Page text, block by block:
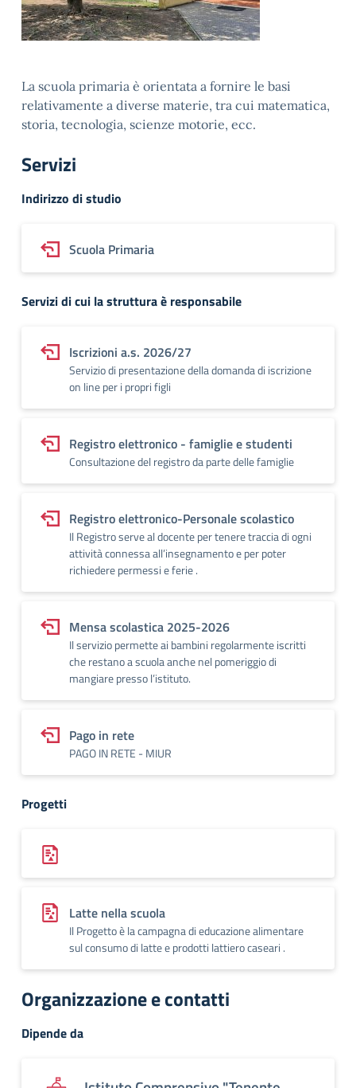
La scuola primaria è orientata a fornire le basi
relativamente a diverse materie, tra cui matematica,
storia, tecnologia, scienze motorie, ecc.
Servizi
Indirizzo di studio
Scuola Primaria
Servizi di cui la struttura è responsabile
Iscrizioni a.s. 2026/27
Servizio di presentazione della domanda di iscrizione
on line per i propri figli
Registro elettronico - famiglie e studenti
Consultazione del registro da parte delle famiglie
Registro elettronico-Personale scolastico
Il Registro serve al docente per tenere traccia di ogni
attività connessa all’insegnamento e per poter
richiedere permessi e ferie .
Mensa scolastica 2025-2026
Il servizio permette ai bambini regolarmente iscritti
che restano a scuola anche nel pomeriggio di
mangiare presso l’istituto.
Pago in rete
PAGO IN RETE - MIUR
Progetti
Latte nella scuola
Il Progetto è la campagna di educazione alimentare
sul consumo di latte e prodotti lattiero caseari .
Organizzazione e contatti
Dipende da